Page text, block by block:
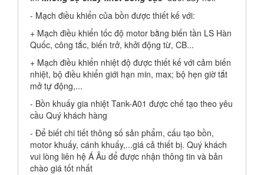
- Mạch điều khiển của bồn được thiết kế với:
+ Mạch điều khiển tốc độ motor bằng biến tần LS Hàn
Quốc, công tắc, biến trở, khởi động từ, CB...
+ Mạch điều khiển nhiệt độ được thiết kế với cảm biến
nhiệt, bộ điều khiển giới hạn min, max; bộ hẹn giờ tắt
mở tự động,...
- Bồn khuấy gia nhiệt Tank-A01 được chế tạo theo yêu
cầu Quý khách hàng
- Để biết chi tiết thông số sản phẩm, cấu tạo bồn,
motor khuấy, cánh khuấy,...giá cả thiết bị. Quý khách
vui lòng liên hệ Á Âu để được nhận thông tin và bản
chào giá tốt nhất